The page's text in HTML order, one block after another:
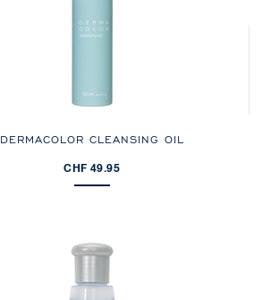
DERMACOLOR CLEANSING OIL
CHF 49.95